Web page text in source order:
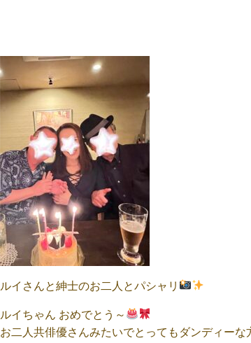
ルイさんと紳士のお二人とパシャリ
ルイちゃん おめでとう～
お二人共俳優さんみたいでとってもダンディーな